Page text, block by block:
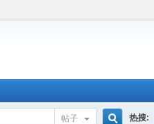
帖子 热搜: